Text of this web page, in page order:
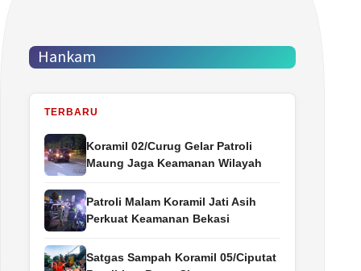
Hankam
TERBARU
Koramil 02/Curug Gelar Patroli
Maung Jaga Keamanan Wilayah
Patroli Malam Koramil Jati Asih
Perkuat Keamanan Bekasi
Satgas Sampah Koramil 05/Ciputat